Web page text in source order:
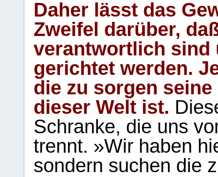
Daher lässt das
Zweifel darüber,
verantwortlich sind
gerichtet werden.
die zu sorgen
dieser Welt ist.
Schranke, die uns
trennt. »Wir haben
sondern suchen die